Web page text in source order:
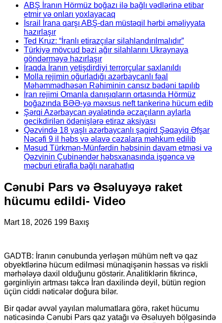
ABŞ İranın Hörmüz boğazı ilə bağlı vədlərinə etibar
etmir və onları yoxlayacaq
İsrail İrana qarşı ABŞ-dan müstəqil hərbi əməliyyata
hazırlaşır
Ted Kruz: “İranlı etirazçılar silahlandırılmalıdır”
Türkiyə mövcud bəzi ağır silahlarını Ukraynaya
göndərməyə hazırlaşır
İraqda İranın yetişdirdiyi terrorçular saxlanıldı
Molla rejimin oğurladığı azərbaycanlı fəal
Məhəmmədhəsən Rəhiminin cansız bədəni tapılıb
İran rejimi Omanla danışıqların ortasında Hörmüz
boğazında BƏƏ-yə məxsus neft tankerinə hücum edib
Şərqi Azərbaycan əyalətində əczaçıların aylarla
gecikdirilən ödənişlərə etiraz aksiyası
Qəzvində 18 yaşlı azərbaycanlı şagird Şəqayiq Əfşar
Nəcəfi 9 il həbs və əlavə cəzalara məhkum edilib
Məsud Türkmən-Münfərdin həbsinin davam etməsi və
Qəzvinin Çubinəndər həbsxanasında işgəncə və
məcburi etirafla bağlı narahatlıq
Cənubi Pars və Əsəluyəyə raket
hücumu edildi- Video
Mart 18, 2026 199 Baxış
GADTB: İranın cənubunda yerləşən mühüm neft və qaz
obyektlərinə hücum edilməsi münaqişənin həssas və riskli
mərhələyə daxil olduğunu göstərir. Analitiklərin fikrincə,
gərginliyin artması təkcə İran daxilində deyil, bütün region
üçün ciddi nəticələr doğura bilər.
Bir qədər əvvəl yayılan məlumatlara görə, raket hücumu
nəticəsində Cənubi Pars qaz yatağı və Əsəluyeh bölgəsində